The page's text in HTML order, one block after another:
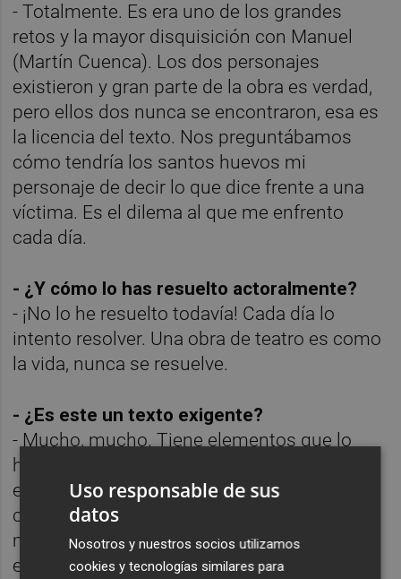
- Totalmente. Es era uno de los grandes
retos y la mayor disquisición con Manuel
(Martín Cuenca). Los dos personajes
existieron y gran parte de la obra es verdad,
pero ellos dos nunca se encontraron, esa es
la licencia del texto. Nos preguntábamos
cómo tendría los santos huevos mi
personaje de decir lo que dice frente a una
víctima. Es el dilema al que me enfrento
cada día.
- ¿Y cómo lo has resuelto actoralmente?
- ¡No lo he resuelto todavía! Cada día lo
intento resolver. Una obra de teatro es como
la vida, nunca se resuelve.
- ¿Es este un texto exigente?
- Mucho, mucho. Tiene elementos que lo
hacen muy complicado, como que sea una
entrevista. Pero además de eso, pienso que
cuando las emociones son más obvias o
más claras, no digo que sea más fácil, pero
el mapa del actor está más claro. Siempre
Uso responsable de sus
datos
Nosotros y nuestros socios utilizamos
cookies y tecnologías similares para